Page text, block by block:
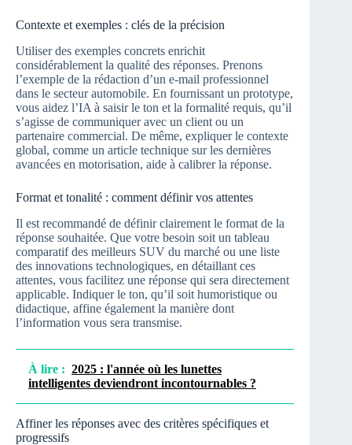
Contexte et exemples : clés de la précision
Utiliser des exemples concrets enrichit
considérablement la qualité des réponses. Prenons
l’exemple de la rédaction d’un e-mail professionnel
dans le secteur automobile. En fournissant un prototype,
vous aidez l’IA à saisir le ton et la formalité requis, qu’il
s’agisse de communiquer avec un client ou un
partenaire commercial. De même, expliquer le contexte
global, comme un article technique sur les dernières
avancées en motorisation, aide à calibrer la réponse.
Format et tonalité : comment définir vos attentes
Il est recommandé de définir clairement le format de la
réponse souhaitée. Que votre besoin soit un tableau
comparatif des meilleurs SUV du marché ou une liste
des innovations technologiques, en détaillant ces
attentes, vous facilitez une réponse qui sera directement
applicable. Indiquer le ton, qu’il soit humoristique ou
didactique, affine également la manière dont
l’information vous sera transmise.
À lire : 2025 : l'année où les lunettes
intelligentes deviendront incontournables ?
Affiner les réponses avec des critères spécifiques et
progressifs